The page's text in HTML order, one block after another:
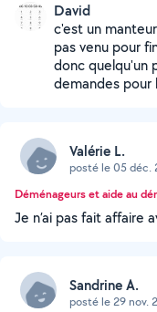
David
c'est un
pas venu pour
donc quelqu'un
demandes pour
Valérie L.
posté le 05 déc.
Déménageurs et aide au
Je n’ai pas fait affaire
Sandrine A.
posté le 29 nov.